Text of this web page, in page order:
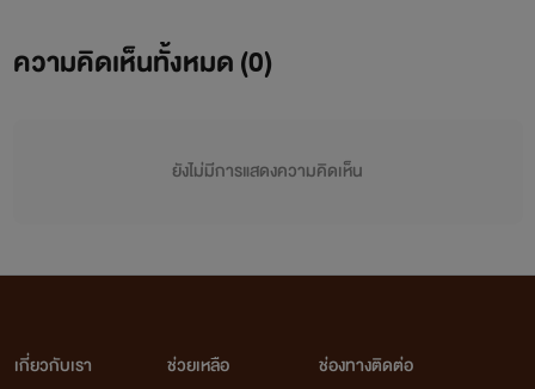
ความคิดเห็นทั้งหมด (0)
ยังไม่มีการแสดงความคิดเห็น
เกี่ยวกับเรา
ช่วยเหลือ
ช่องทางติดต่อ